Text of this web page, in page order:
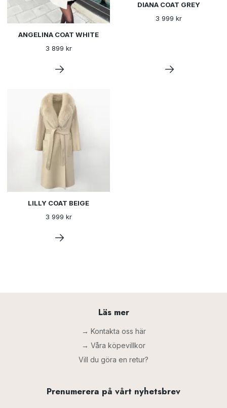
ANGELINA COAT WHITE
3 899 kr
DIANA COAT GREY
3 999 kr
LILLY COAT BEIGE
3 999 kr
Läs mer
→ Kontakta oss här
→ Våra köpevillkor
Vill du göra en retur?
Prenumerera på vårt nyhetsbrev